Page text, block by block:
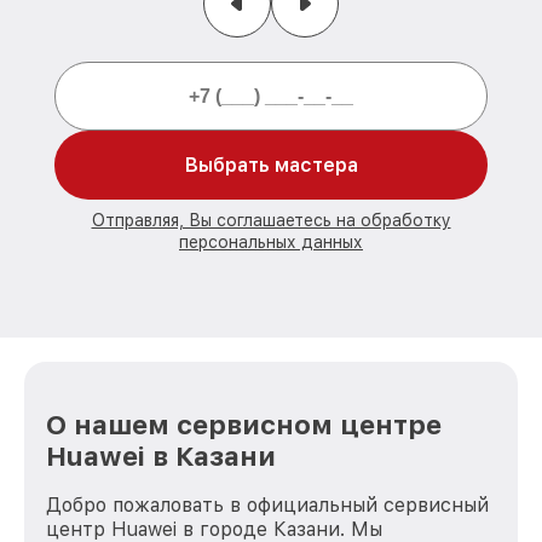
Выбрать мастера
Отправляя, Вы соглашаетесь на обработку
персональных данных
О нашем сервисном центре
Huawei в Казани
Добро пожаловать в официальный сервисный
центр Huawei в городе Казани. Мы